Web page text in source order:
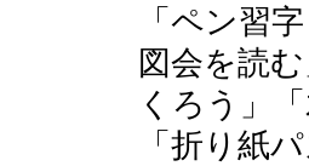
「ペン習
図会を読
くろう」
「折り紙